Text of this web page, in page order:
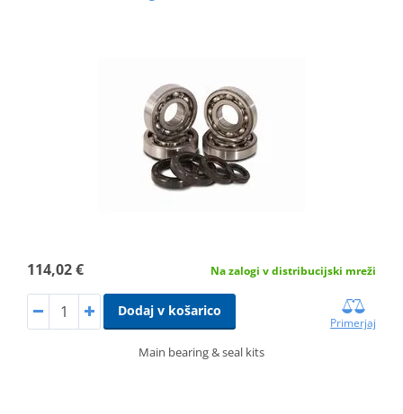
114,02 € Na zalogi v distribucijski mreži
Dodaj v košarico
Primerjaj
Main bearing & seal kits